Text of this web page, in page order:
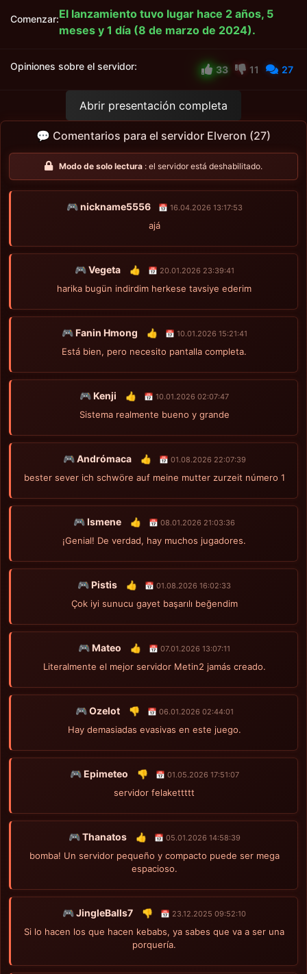
Comenzar:El lanzamiento tuvo lugar hace 2 años, 5
meses y 1 día (8 de marzo de 2024).
Opiniones sobre el servidor: 33 11 27
Abrir presentación completa
💬 Comentarios para el servidor Elveron (27)
Modo de solo lectura : el servidor está deshabilitado.
🎮 nickname5556 📅 16.04.2026 13:17:53
ajá
🎮 Vegeta 👍 📅 20.01.2026 23:39:41
harika bugün indirdim herkese tavsiye ederim
🎮 Fanin Hmong 👍 📅 10.01.2026 15:21:41
Está bien, pero necesito pantalla completa.
🎮 Kenji 👍 📅 10.01.2026 02:07:47
Sistema realmente bueno y grande
🎮 Andrómaca 👍 📅 01.08.2026 22:07:39
bester sever ich schwöre auf meine mutter zurzeit número 1
🎮 Ismene 👍 📅 08.01.2026 21:03:36
¡Genial! De verdad, hay muchos jugadores.
🎮 Pistis 👍 📅 01.08.2026 16:02:33
Çok iyi sunucu gayet başarılı beğendim
🎮 Mateo 👍 📅 07.01.2026 13:07:11
Literalmente el mejor servidor Metin2 jamás creado.
🎮 Ozelot 👎 📅 06.01.2026 02:44:01
Hay demasiadas evasivas en este juego.
🎮 Epimeteo 👎 📅 01.05.2026 17:51:07
servidor felakettttt
🎮 Thanatos 👍 📅 05.01.2026 14:58:39
bomba! Un servidor pequeño y compacto puede ser mega
espacioso.
🎮 JingleBalls7 👎 📅 23.12.2025 09:52:10
Si lo hacen los que hacen kebabs, ya sabes que va a ser una
porquería.